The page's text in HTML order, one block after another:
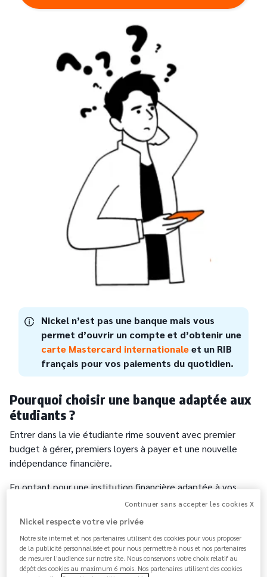
Nickel n’est pas une banque mais vous
permet d’ouvrir un compte et d’obtenir une
carte Mastercard internationaleet un RIB
français pour vos paiements du quotidien.
Pourquoi choisir une banque adaptée aux
étudiants ?
Entrer dans la vie étudiante rime souvent avec premier
budget à gérer, premiers loyers à payer et une nouvelle
indépendance financière.
En optant pour une institution financière adaptée à vos
vous pourrez simplifier la gestion de vos
finances, contrôler vos dépenses et accéder à des
services pensés pour vous accompagner dans cette
nouvelle étape.
Tenez compte de ces différents critères afin de bien choisir
Continuer sans accepter les cookies X
Nickel respecte votre vie privée
Notre site internet et nos partenaires utilisent des cookies pour vous proposer
de la publicité personnalisée et pour nous permettre à nous et nos partenaires
de mesurer l’audience sur notre site. Nous conservons votre choix relatif au
dépôt des cookies au maximum 6 mois. Nos partenaires utilisent des cookies